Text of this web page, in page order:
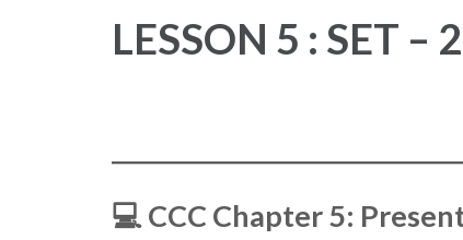
LESSON 5 : SET – 2
💻 CCC Chapter 5: